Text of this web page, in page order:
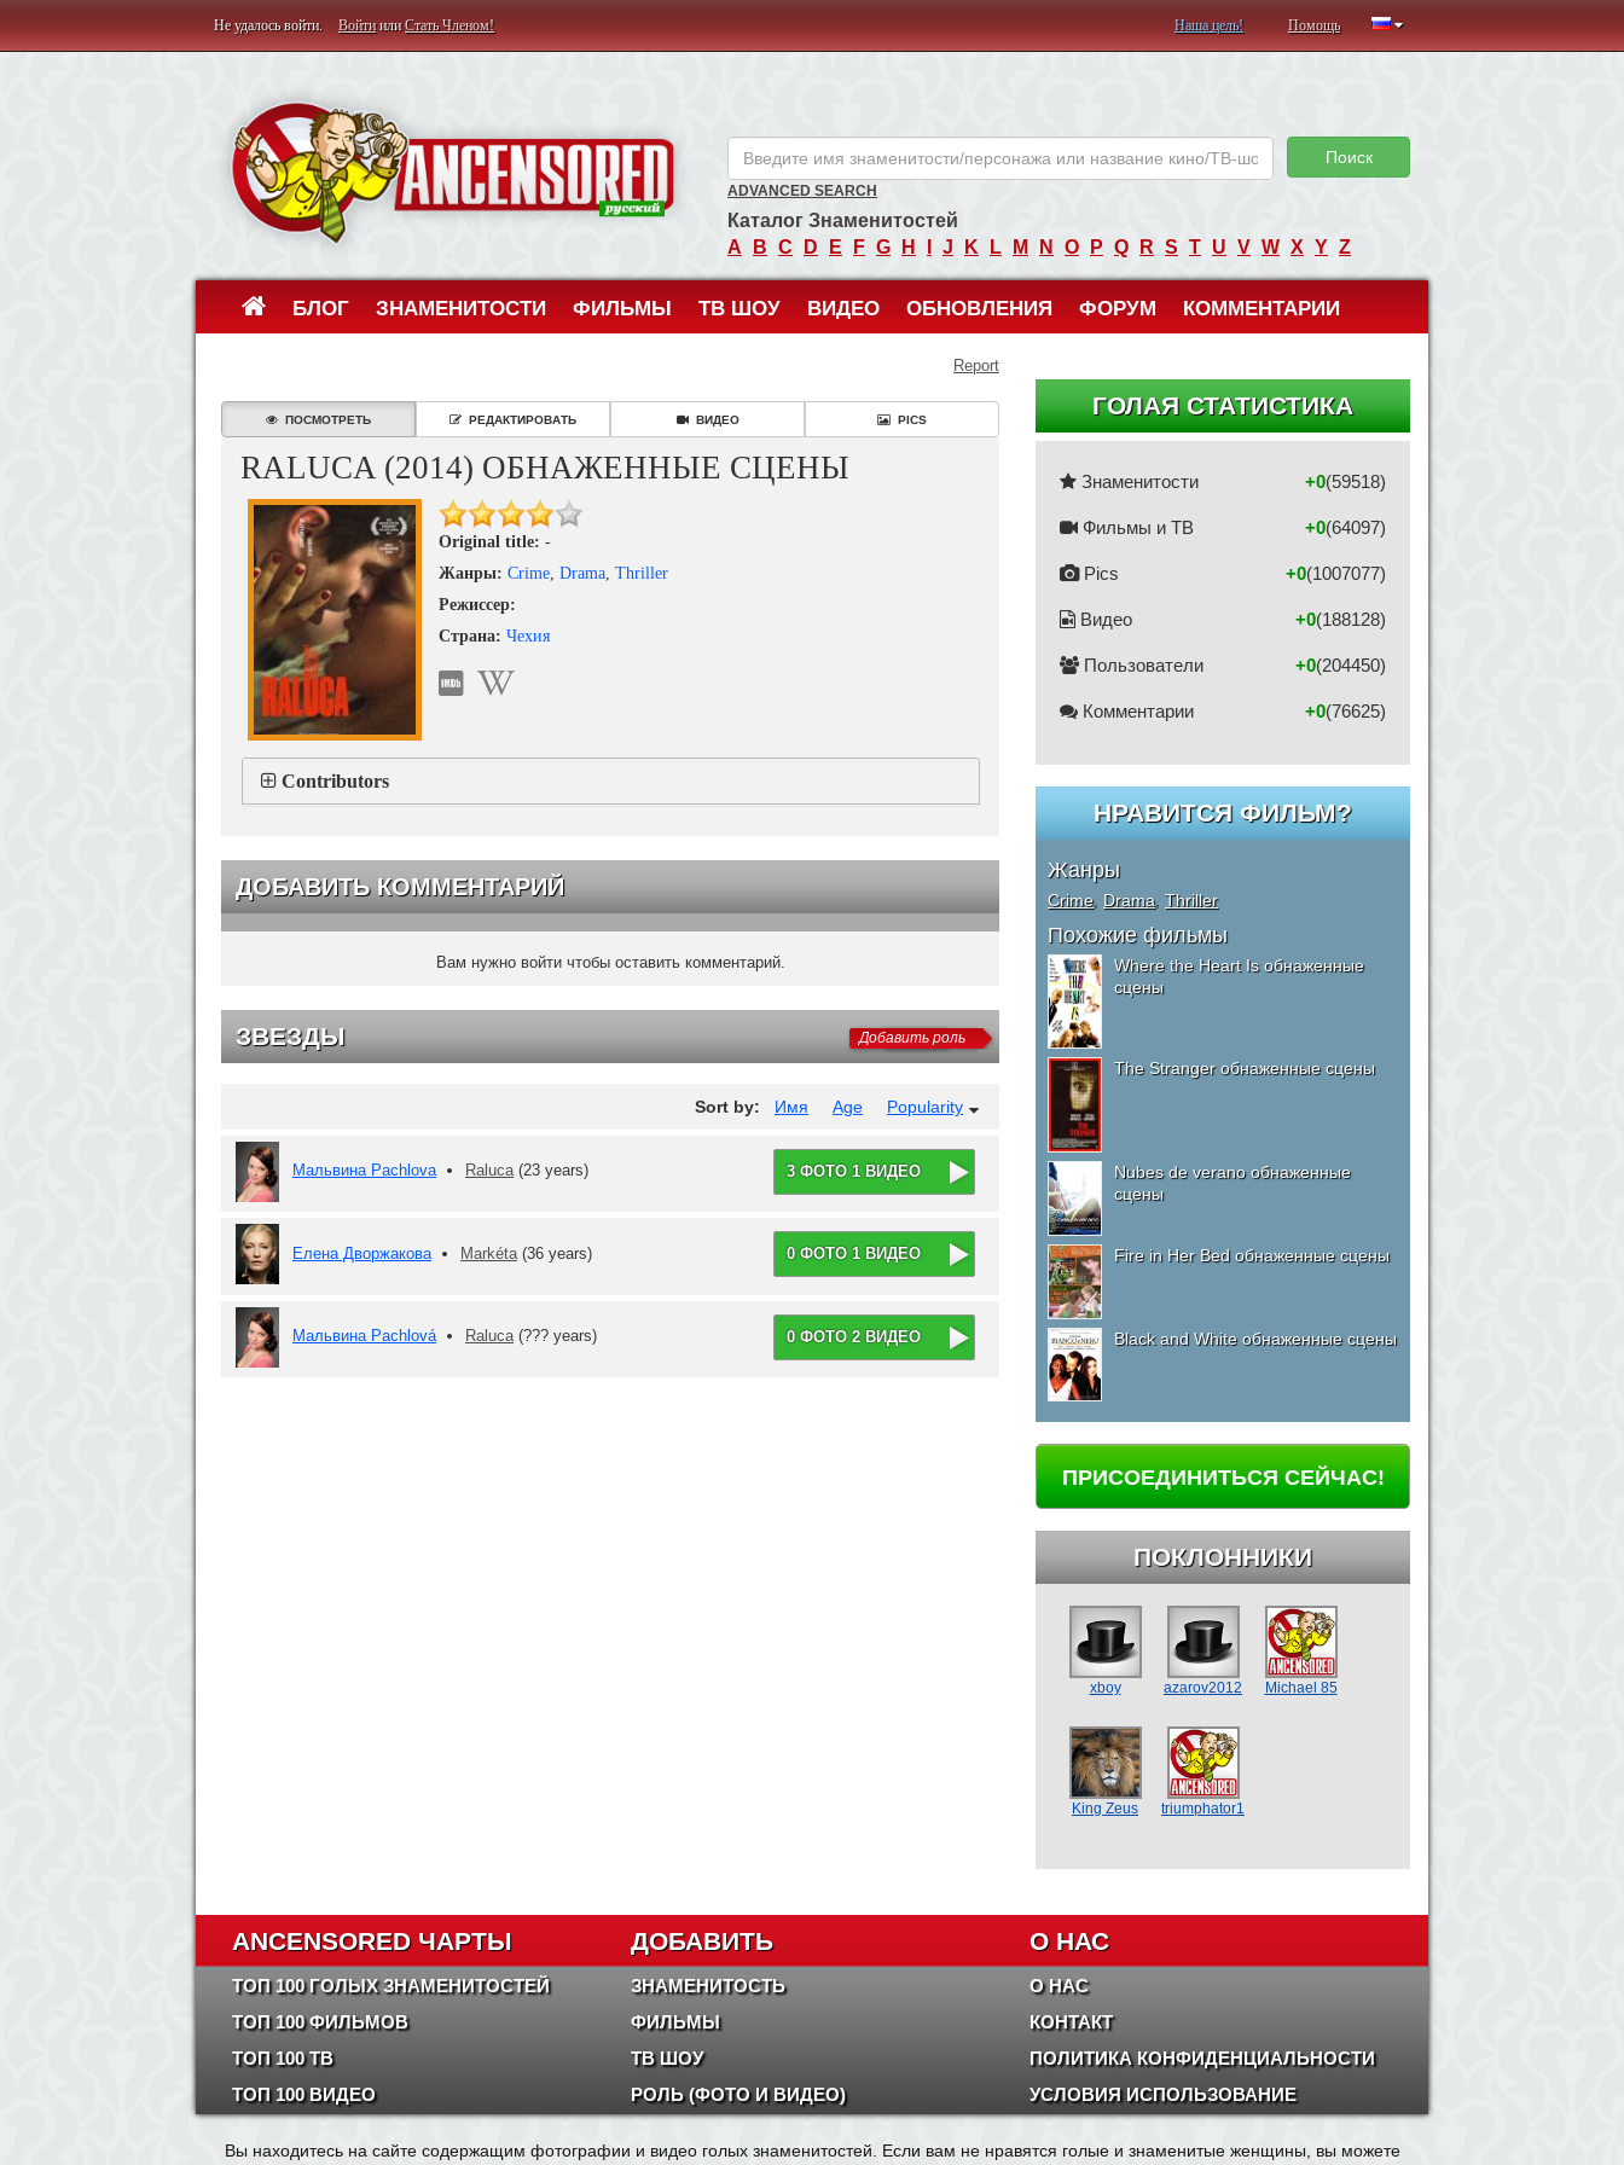
Не удалось войти. ВойтиилиСтать Членом! Наша цель! Помощь
Поиск
ADVANCED SEARCH
Каталог Знаменитостей
A
B C D E F G H J K L M N O P Q R S T U V W X Y Z
БЛОГ ЗНАМЕНИТОСТИ ФИЛЬМЫ ТВ ШОУ ВИДЕО ОБНОВЛЕНИЯ ФОРУМ КОММЕНТАРИИ
Report
ПОСМОТРЕТЬ РЕДАКТИРОВАТЬ ВИДЕО PICS
RALUCA (2014) ОБНАЖЕННЫЕ СЦЕНЫ
Original title: -
Жанры: Crime, Drama, Thriller
Режиссер:
Страна: Чехия
Contributors
ДОБАВИТЬ КОММЕНТАРИЙ
Вам нужно войти чтобы оставить комментарий.
ЗВЕЗДЫ Добавить роль
Sort by: Имя Age Popularity
Мальвина Pachlova Raluca(23 years) 3 ФОТО 1 ВИДЕО
Елена Дворжакова Markéta (36 years) 0 ФОТО 1 ВИДЕО
Мальвина Pachlová Raluca(??? years) 0 ФОТО 2 ВИДЕО
ГОЛАЯ СТАТИСТИКА
Знаменитости (59518)
+0
Фильмы и ТВ (64097)
+0
Pics (1007077)
+0
Видео (188128)
+0
Пользователи (204450)
+0
Комментарии (76625)
+0
НРАВИТСЯ ФИЛЬМ?
Жанры
Crime, Drama Thriller
Похожие фильмы
Where the Heart Is обнаженные
сцены
The Stranger обнаженные сцены
Nubes de verano обнаженные
сцены
Fire in Her Bed обнаженные сцены
Black and White обнаженные сцены
ПРИСОЕДИНИТЬСЯ СЕЙЧАС!
ПОКЛОННИКИ
xboy azarov2012 Michael 85
King Zeus triumphator1
ANCENSORED ЧАРТЫ
ТОП 100 ГОЛЫХ ЗНАМЕНИТОСТЕЙ
ТОП 100 ФИЛЬМОВ
ТОП 100 ТВ
ТОП 100 ВИДЕО
ДОБАВИТЬ
ЗНАМЕНИТОСТЬ
ФИЛЬМЫ
ТВ ШОУ
РОЛЬ (ФОТО И ВИДЕО)
О НАС
О НАС
КОНТАКТ
ПОЛИТИКА КОНФИДЕНЦИАЛЬНОСТИ
УСЛОВИЯ ИСПОЛЬЗОВАНИЕ
Вы находитесь на сайте содержащим фотографии и видео голых знаменитостей. Если вам не нравятся голые и знаменитые женщины, вы можете